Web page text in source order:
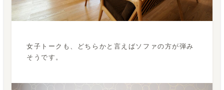
女子トークも、どちらかと言えばソファの方が弾み
そうです。